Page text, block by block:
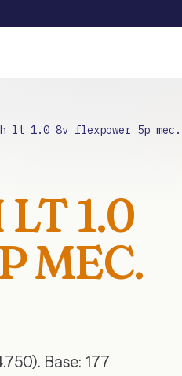
lt 1.0 8v flexpower 5p mec.
1.0
MEC.
. Base: 177